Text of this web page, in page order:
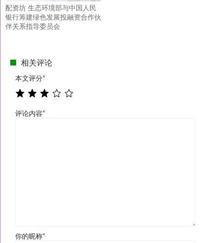
配资坊 生态环境部与中国人民
银行筹建绿色发展投融资合作伙
伴关系指导委员会
相关评论
本文评分*
评论内容*
你的昵称*